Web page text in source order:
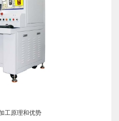
工原理和优势